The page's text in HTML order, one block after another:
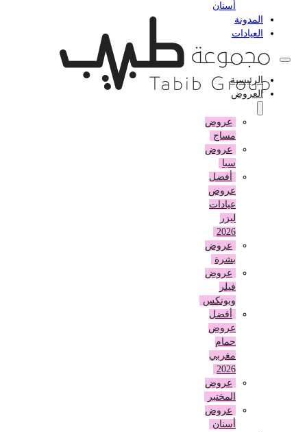
أسنان
المدونة
العيادات
الرئيسية
العروض
عروض
مساج
عروض
أفضل
عروض
عيادات
عروض
بشرة
عروض
وبوتكس
أفضل
عروض
حمام
مغربي
عروض
المختبر
عروض
أسنان